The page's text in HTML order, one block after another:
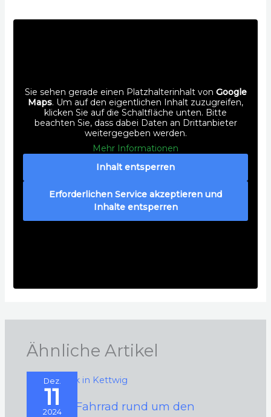
Sie sehen gerade einen Platzhalterinhalt von Google
Maps. Um auf den eigentlichen Inhalt zuzugreifen,
klicken Sie auf die Schaltfläche unten. Bitte
beachten Sie, dass dabei Daten an Drittanbieter
weitergegeben werden.
Mehr Informationen
Inhalt entsperren
Erforderlichen Service akzeptieren und
Inhalte entsperren
Ähnliche Artikel
Dez.
11
2024
Mit dem Fahrrad rund um den